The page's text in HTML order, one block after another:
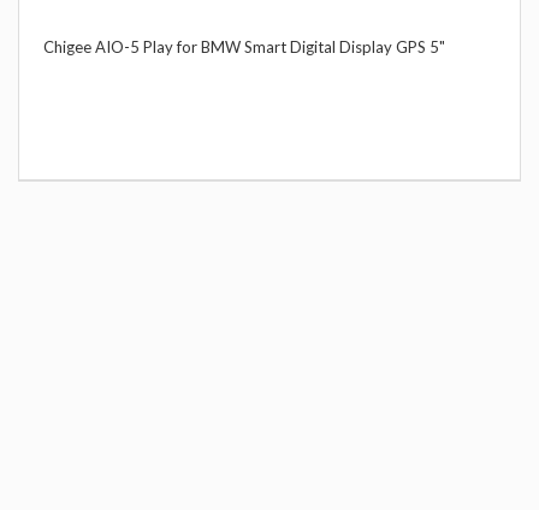
Chigee AIO-5 Play for BMW Smart Digital Display GPS 5"